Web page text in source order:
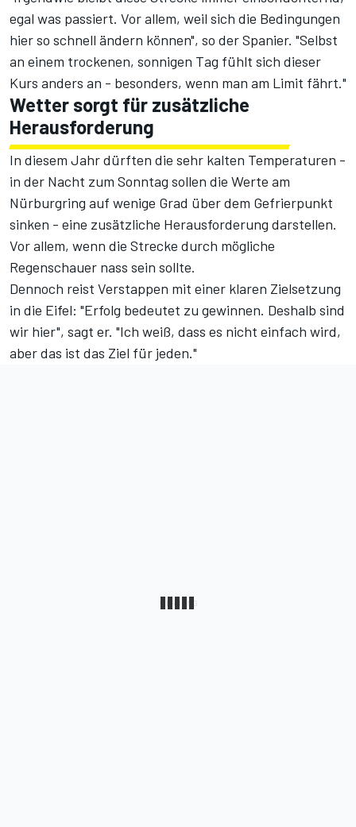
egal was passiert. Vor allem, weil sich die Bedingungen
hier so schnell ändern können", so der Spanier. "Selbst
an einem trockenen, sonnigen Tag fühlt sich dieser
Kurs anders an - besonders, wenn man am Limit fährt."
Wetter sorgt für zusätzliche
Herausforderung
In diesem Jahr dürften die sehr kalten Temperaturen -
in der Nacht zum Sonntag sollen die Werte am
Nürburgring auf wenige Grad über dem Gefrierpunkt
sinken - eine zusätzliche Herausforderung darstellen.
Vor allem, wenn die Strecke durch mögliche
Regenschauer nass sein sollte.
Dennoch reist Verstappen mit einer klaren Zielsetzung
in die Eifel: "Erfolg bedeutet zu gewinnen. Deshalb sind
wir hier", sagt er. "Ich weiß, dass es nicht einfach wird,
aber das ist das Ziel für jeden."